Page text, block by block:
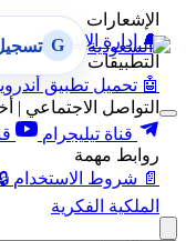
الإشعارات
🔔 إدارة الإشعارات
التطبيقات
🤖 تحميل تطبيق
التواصل الاجتماعي |
قناة تيليجرام
روابط مهمة
📄 شروط الاستخدام 🔒
الملكية الفكرية
G